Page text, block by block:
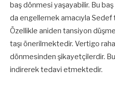
baş dönmesi yaşayabilir. Bu
da engellemek amacıyla Sedef
Özellikle aniden tansiyon
taşı önerilmektedir. Vertigo
dönmesinden şikayetçilerdir.
indirerek tedavi etmektedir.